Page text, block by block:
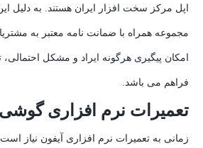
اپل مرکز سخت افزار ایران هستند. به دلیل
مجموعه همراه با ضمانت نامه معتبر به
امکان پیگیری هرگونه ایراد و مشکل
فراهم می باشد.
تعمیرات نرم افزاری
زمانی به تعمیرات نرم افزاری آیفون نیاز